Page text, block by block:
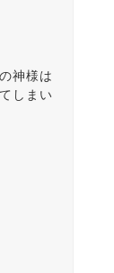
神様は
しまい